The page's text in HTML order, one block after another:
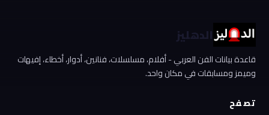
الدهليز
قاعدة بيانات الفن العربي - أفلام، مسلسلات، فنانين، أدوار، أخطاء، إفيهات
وميمز ومسابقات في مكان واحد.
تصفح